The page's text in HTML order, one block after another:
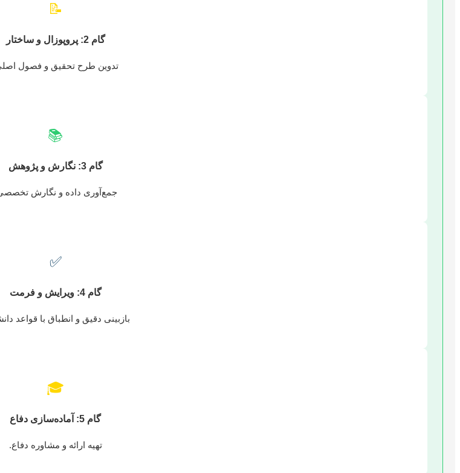
📝
گام 2: پروپوزال و ساختار
تدوین طرح تحقیق و فصول
📚
گام 3: نگارش و پژوهش
جمع‌آوری داده و نگارش
✅
گام 4: ویرایش و فرمت
بازبینی دقیق و انطباق با قواعد
🎓
گام 5: آماده‌سازی دفاع
تهیه ارائه و مشاوره دفاع.